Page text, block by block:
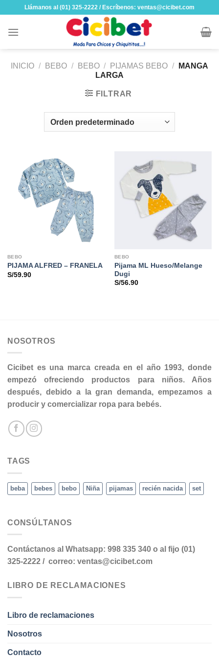
content
Llámanos al (01) 325-2222 / Escríbenos: ventas@cicibet.com
INICIO / BEBO / BEBO / PIJAMAS BEBO /
MANGA
LARGA
FILTRAR
BEBO
PIJAMA ALFRED – FRANELA
S/59.90
BEBO
Pijama ML Hueso/Melange
Dugi
S/56.90
NOSOTROS
Cicibet es una marca creada en el año 1993, donde
empezó ofreciendo productos para niños. Años
después, debido a la gran demanda, empezamos a
producir y comercializar ropa para bebés.
TAGS
beba bebes bebo Niña pijamas recién nacida set
CONSÚLTANOS
Contáctanos al Whatsapp: 998 335 340 o al fijo (01)
325-2222 / correo: ventas@cicibet.com
LIBRO DE RECLAMACIONES
Libro de reclamaciones
Nosotros
Contacto